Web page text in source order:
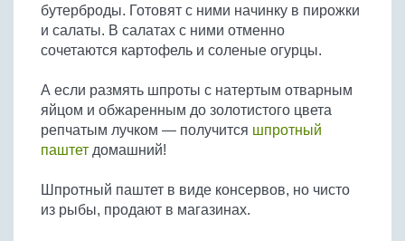
бутерброды. Готовят с ними начинку в пирожки
и салаты. В салатах с ними отменно
сочетаются картофель и соленые огурцы.
А если размять шпроты с натертым отварным
яйцом и обжаренным до золотистого цвета
репчатым лучком — получится шпротный
паштет домашний!
Шпротный паштет в виде консервов, но чисто
из рыбы, продают в магазинах.